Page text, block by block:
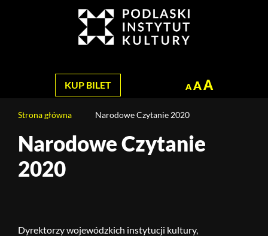
KUP BILET A AA
Strona główna Narodowe Czytanie 2020
Treść
stronyNarodowe Czytanie
2020
Dyrektorzy wojewódzkich instytucji kultury,